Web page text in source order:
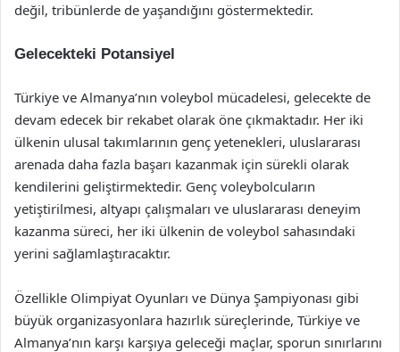
değil, tribünlerde de yaşandığını göstermektedir.
Gelecekteki Potansiyel
Türkiye ve Almanya’nın voleybol mücadelesi, gelecekte de
devam edecek bir rekabet olarak öne çıkmaktadır. Her iki
ülkenin ulusal takımlarının genç yetenekleri, uluslararası
arenada daha fazla başarı kazanmak için sürekli olarak
kendilerini geliştirmektedir. Genç voleybolcuların
yetiştirilmesi, altyapı çalışmaları ve uluslararası deneyim
kazanma süreci, her iki ülkenin de voleybol sahasındaki
yerini sağlamlaştıracaktır.
Özellikle Olimpiyat Oyunları ve Dünya Şampiyonası gibi
büyük organizasyonlara hazırlık süreçlerinde, Türkiye ve
Almanya’nın karşı karşıya geleceği maçlar, sporun sınırlarını